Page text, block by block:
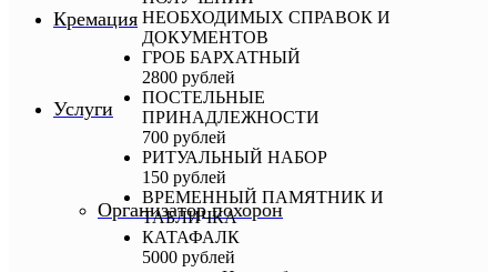
Кремация
Услуги
Организатор похорон
НЕОБХОДИМЫХ СПРАВОК И
ДОКУМЕНТОВ
ГРОБ БАРХАТНЫЙ
2800 рублей
ПОСТЕЛЬНЫЕ
ПРИНАДЛЕЖНОСТИ
700 рублей
РИТУАЛЬНЫЙ НАБОР
150 рублей
ВРЕМЕННЫЙ ПАМЯТНИК И
ТАБЛИЧКА
КАТАФАЛК
5000 рублей